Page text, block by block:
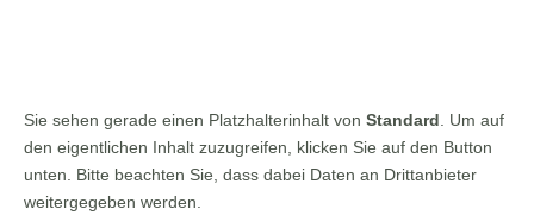
Sie sehen gerade einen Platzhalterinhalt von Standard . Um auf
den eigentlichen Inhalt zuzugreifen, klicken Sie auf den Button
unten. Bitte beachten Sie, dass dabei Daten an Drittanbieter
weitergegeben werden.